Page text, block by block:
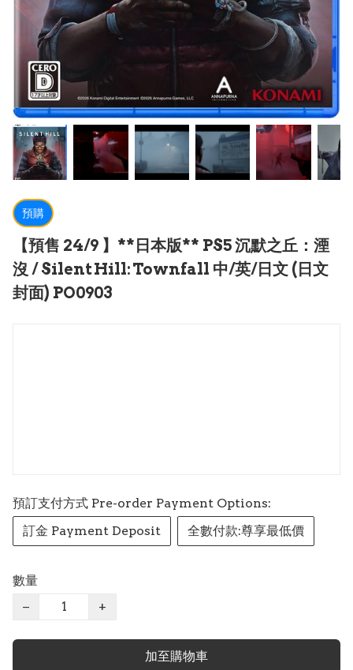
預購
【預售 24/9 】**日本版** PS5 沉默之丘：湮
沒 / Silent Hill: Townfall 中/英/日文 (日文
封面) PO0903
預訂支付方式 Pre-order Payment Options:
訂金 Payment Deposit
全數付款:尊享最低價
數量
−
+
加至購物車